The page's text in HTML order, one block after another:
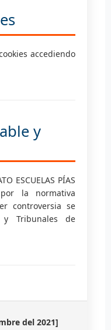
accediendo
y
ESCUELAS PÍAS
la normativa
controversia se
y Tribunales de
del 2021]